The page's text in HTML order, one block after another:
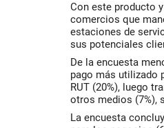
Con este producto
comercios que
estaciones de
sus potenciales
De la encuesta
pago más utilizado
RUT (20%), luego
otros medios (7%),
La encuesta